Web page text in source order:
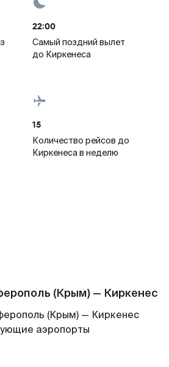
22:00
Самый поздний вылет
до Киркенеса
15
Количество рейсов до
Киркенеса в неделю
(Крым) — Киркенес
(Крым) — Киркенес
аэропорты